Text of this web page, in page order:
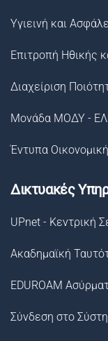
Υγιεινή και
Επιτροπή Ηθικής
Διαχείριση
Μονάδα ΜΟΔΥ -
Έντυπα
Δικτυακές
UPnet - Κεντρική
Ακαδημαϊκή
EDUROAM
Σύνδεση στο